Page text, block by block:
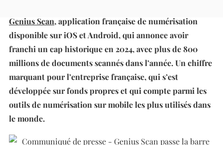
Genius Scan, application française de numérisation
disponible sur iOS et Android, qui annonce avoir
franchi un cap historique en 2024, avec plus de 800
millions de documents scannés dans l’année. Un chiffre
marquant pour l’entreprise française, qui s’est
développée sur fonds propres et qui compte parmi les
outils de numérisation sur mobile les plus utilisés dans
le monde.